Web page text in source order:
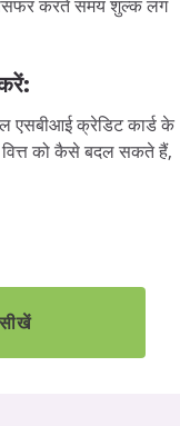
करते समय शुल्क लग
एसबीआई क्रेडिट कार्ड के
को कैसे बदल सकते हैं,